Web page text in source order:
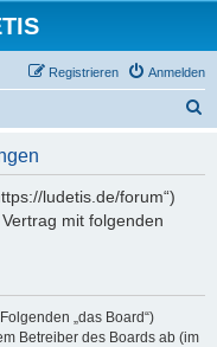
Anmelden
Registrieren
ludetis.de/forum“)
mit folgenden
„das Board“)
Betreiber des Boards ab (im